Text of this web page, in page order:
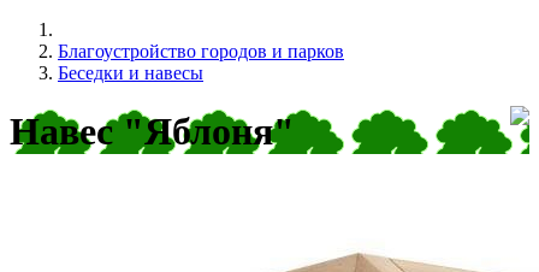
Благоустройство городов и парков
Беседки и навесы
Навес "Яблоня"